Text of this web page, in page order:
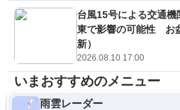
台風15号による交通
東で影響の可能性 お
新）
2026.08.10 17:00
いまおすすめのメニュー
雨雲レーダー